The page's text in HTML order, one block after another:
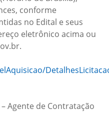
conforme
no Edital e seus
eletrônico acima ou
Agente de Contratação